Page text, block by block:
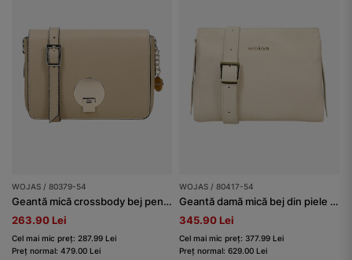
WOJAS / 80379-54
Geantă mică crossbody bej pentru femei din piele
263.90 Lei
Cel mai mic preț: 287.99 Lei
Preț normal: 479.00 Lei
WOJAS / 80417-54
Geantă damă mică bej din piele box
345.90 Lei
Cel mai mic preț: 377.99 Lei
Preț normal: 629.00 Lei